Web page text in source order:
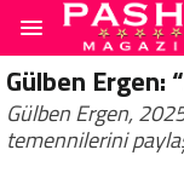
Gülben Ergen:
Gülben Ergen,
temennilerini